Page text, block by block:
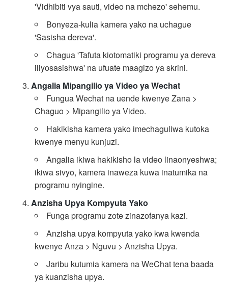
'Vidhibiti vya sauti, video na mchezo' sehemu.
Bonyeza-kulia kamera yako na uchague
'Sasisha dereva'.
Chagua 'Tafuta kiotomatiki programu ya dereva
iliyosasishwa' na ufuate maagizo ya skrini.
Angalia Mipangilio ya Video ya Wechat
Fungua Wechat na uende kwenye Zana >
Chaguo > Mipangilio ya Video.
Hakikisha kamera yako imechaguliwa kutoka
kwenye menyu kunjuzi.
Angalia ikiwa hakikisho la video linaonyeshwa;
ikiwa sivyo, kamera inaweza kuwa inatumika na
programu nyingine.
Anzisha Upya Kompyuta Yako
Funga programu zote zinazofanya kazi.
Anzisha upya kompyuta yako kwa kwenda
kwenye Anza > Nguvu > Anzisha Upya.
Jaribu kutumia kamera na WeChat tena baada
ya kuanzisha upya.